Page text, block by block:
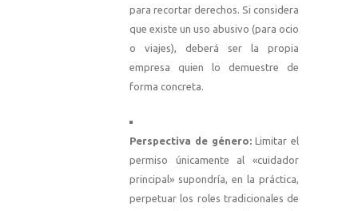
para recortar derechos. Si considera
que existe un uso abusivo (para ocio
o viajes), deberá ser la propia
empresa quien lo demuestre de
forma concreta.
Perspectiva de género:Limitar el
permiso únicamente al «cuidador
principal» supondría, en la práctica,
perpetuar los roles tradicionales de